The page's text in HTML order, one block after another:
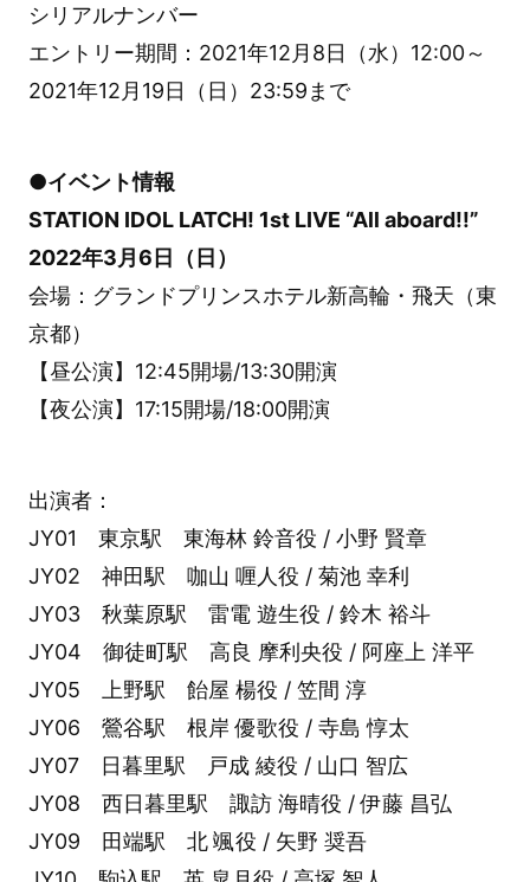
シリアルナンバー
エントリー期間：2021年12月8日（水）12:00～
2021年12月19日（日）23:59まで
●イベント情報
STATION IDOL LATCH! 1st LIVE “All aboard!!”
2022年3月6日（日）
会場：グランドプリンスホテル新高輪・飛天（東
京都）
【昼公演】12:45開場/13:30開演
【夜公演】17:15開場/18:00開演
出演者：
JY01 東京駅 東海林 鈴音役 / 小野 賢章
JY02 神田駅 咖山 喱人役 / 菊池 幸利
JY03 秋葉原駅 雷電 遊生役 / 鈴木 裕斗
JY04 御徒町駅 高良 摩利央役 / 阿座上 洋平
JY05 上野駅 飴屋 楊役 / 笠間 淳
JY06 鶯谷駅 根岸 優歌役 / 寺島 惇太
JY07 日暮里駅 戸成 綾役 / 山口 智広
JY08 西日暮里駅 諏訪 海晴役 / 伊藤 昌弘
JY09 田端駅 北 颯役 / 矢野 奨吾